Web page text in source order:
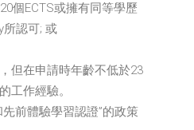
個ECTS或擁有同等學歷
所認可; 或
但在申請時年齡不低於23
工作經驗。
前體驗學習認證”的政策